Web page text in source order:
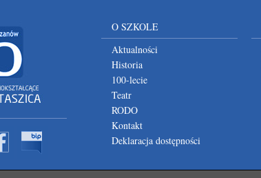
O SZKOLE
Aktualności
Historia
100-lecie
Teatr
RODO
Kontakt
Deklaracja dostępności